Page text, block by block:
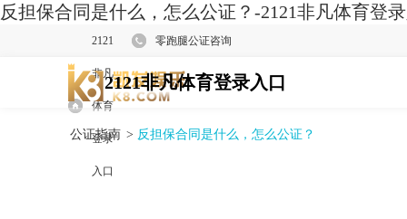
反担保合同是什么，怎么公证？-2121非凡体育登
2121
非凡
体育
登录
入口
零跑腿公证咨询
2121非凡体育登录入口
公证指南 > 反担保合同是什么，怎么公证？